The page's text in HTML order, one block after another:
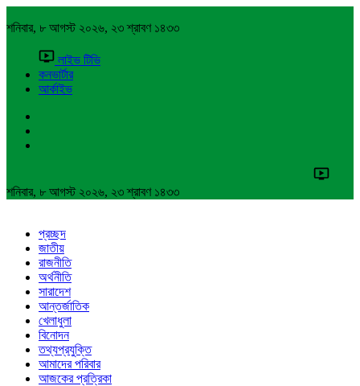
শনিবার, ৮ আগস্ট ২০২৬, ২৩ শ্রাবণ ১৪৩৩
লাইভ টিভি
কনভার্টার
আর্কাইভ
শনিবার, ৮ আগস্ট ২০২৬, ২৩ শ্রাবণ ১৪৩৩
প্রচ্ছদ
জাতীয়
রাজনীতি
অর্থনীতি
সারাদেশ
আন্তর্জাতিক
খেলাধুলা
বিনোদন
তথ্যপ্রযুক্তি
আমাদের পরিবার
আজকের প্রত্রিকা